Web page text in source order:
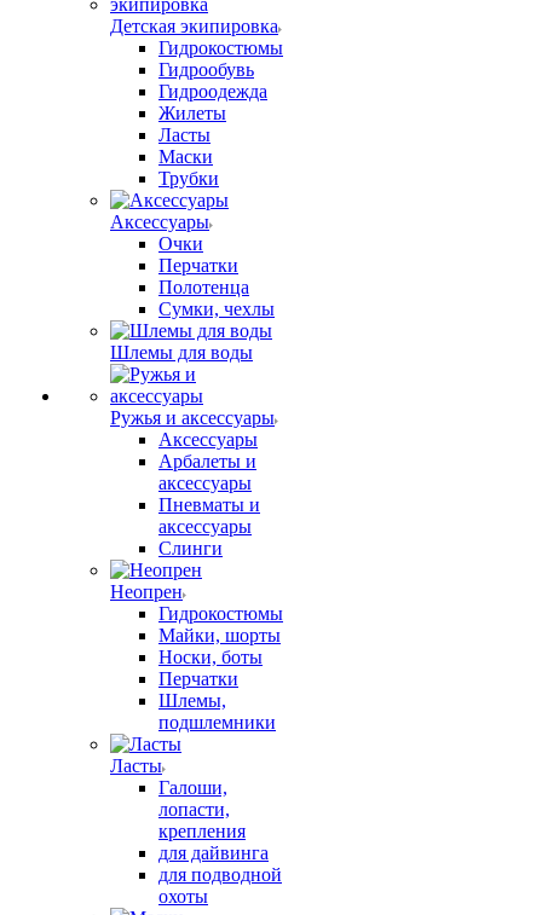
Детская экипировка
Гидрокостюмы
Гидрообувь
Гидроодежда
Жилеты
Ласты
Маски
Трубки
Аксессуары
Очки
Перчатки
Полотенца
Сумки, чехлы
Шлемы для воды
Ружья и аксессуары
Аксессуары
Арбалеты и
аксессуары
Пневматы и
аксессуары
Слинги
Неопрен
Гидрокостюмы
Майки, шорты
Носки, боты
Перчатки
Шлемы,
подшлемники
Ласты
Галоши,
лопасти,
крепления
для дайвинга
для подводной
охоты